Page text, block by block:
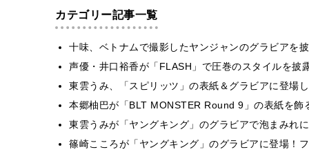
カテゴリー記事一覧
十味、ベトナムで撮影したヤンジャンのグラビアを
声優・井口裕香が「FLASH」で圧巻のスタイルを
東雲うみ、「スピリッツ」の表紙＆グラビアに登場
本郷柚巴が「BLT MONSTER Round 9」の表紙を
東雲うみが「ヤングキング」のグラビアで泡まみれ
篠崎こころが「ヤングキング」のグラビアに登場！